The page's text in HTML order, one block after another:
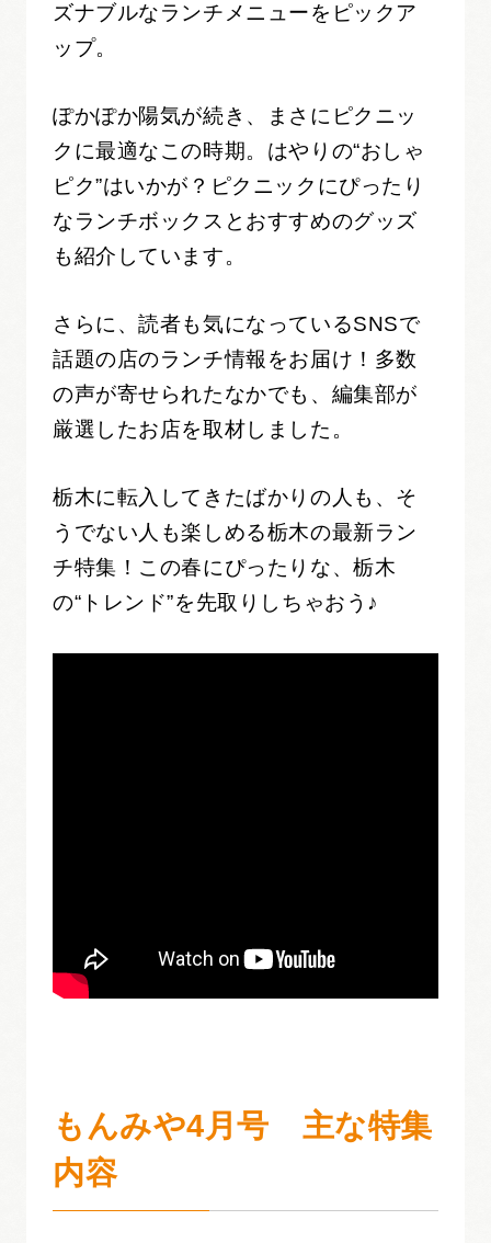
ズナブルなランチメニューをピックア
ップ。
ぽかぽか陽気が続き、まさにピクニッ
クに最適なこの時期。はやりの“おしゃ
ピク”はいかが？ピクニックにぴったり
なランチボックスとおすすめのグッズ
も紹介しています。
さらに、読者も気になっているSNSで
話題の店のランチ情報をお届け！多数
の声が寄せられたなかでも、編集部が
厳選したお店を取材しました。
栃木に転入してきたばかりの人も、そ
うでない人も楽しめる栃木の最新ラン
チ特集！この春にぴったりな、栃木
の“トレンド”を先取りしちゃおう♪
もんみや4月号 主な特集
内容